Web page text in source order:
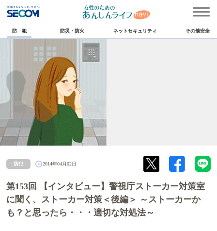
防 犯 防災・防火 ネットセキュリティ その他安全
防犯 2014年04月02日
第153回 【インタビュー】警視庁ストーカー対策室
に聞く、ストーカー対策＜後編＞ ～ストーカーか
も？と思ったら・・・適切な対処法～